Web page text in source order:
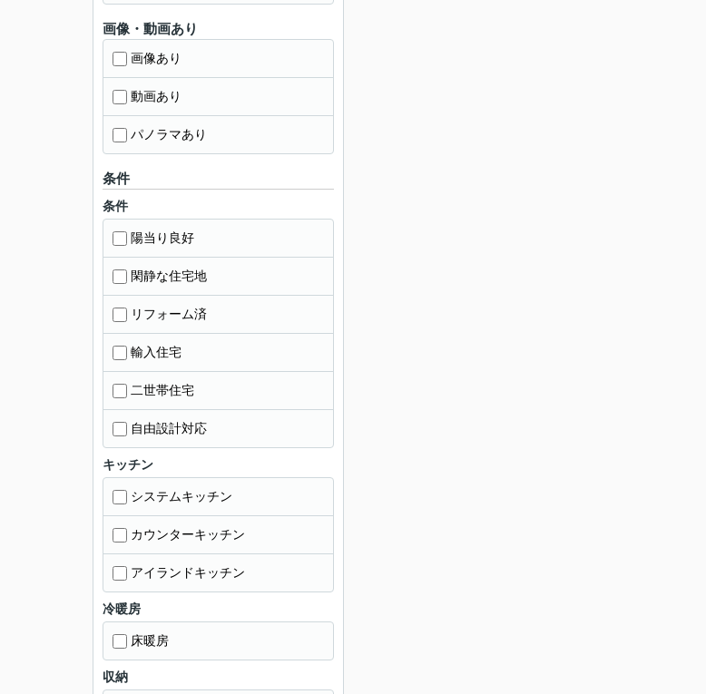
画像・動画あり
画像あり
動画あり
パノラマあり
条件
条件
陽当り良好
閑静な住宅地
リフォーム済
輸入住宅
二世帯住宅
自由設計対応
キッチン
システムキッチン
カウンターキッチン
アイランドキッチン
冷暖房
床暖房
収納